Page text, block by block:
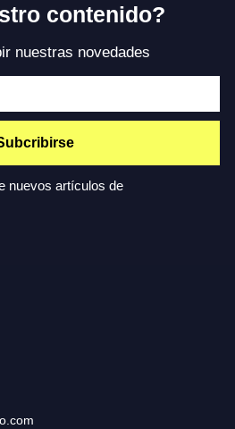
contenido?
nuestras novedades
nuevos artículos de